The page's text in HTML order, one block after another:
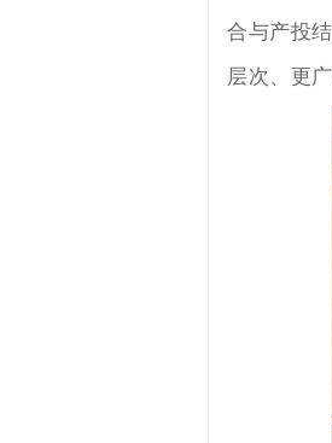
合与产投
层次、更